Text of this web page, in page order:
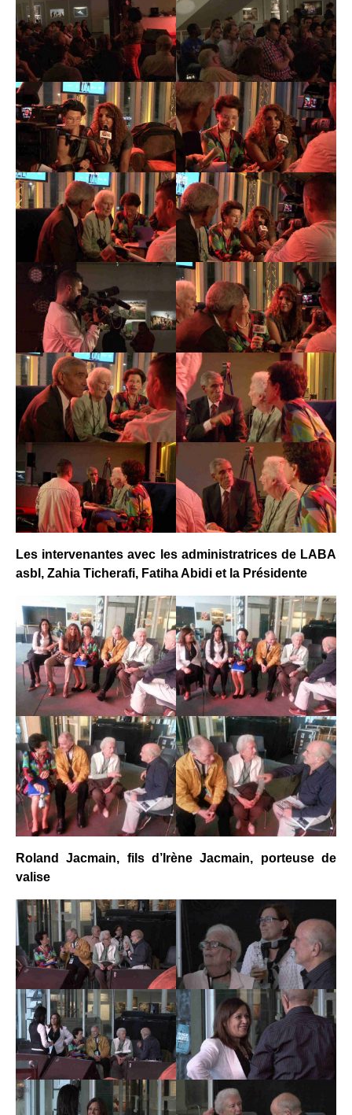
Les intervenantes avec les administratrices de LABA
asbl, Zahia Ticherafi, Fatiha Abidi et la Présidente
Roland Jacmain, fils d’Irène Jacmain, porteuse de
valise